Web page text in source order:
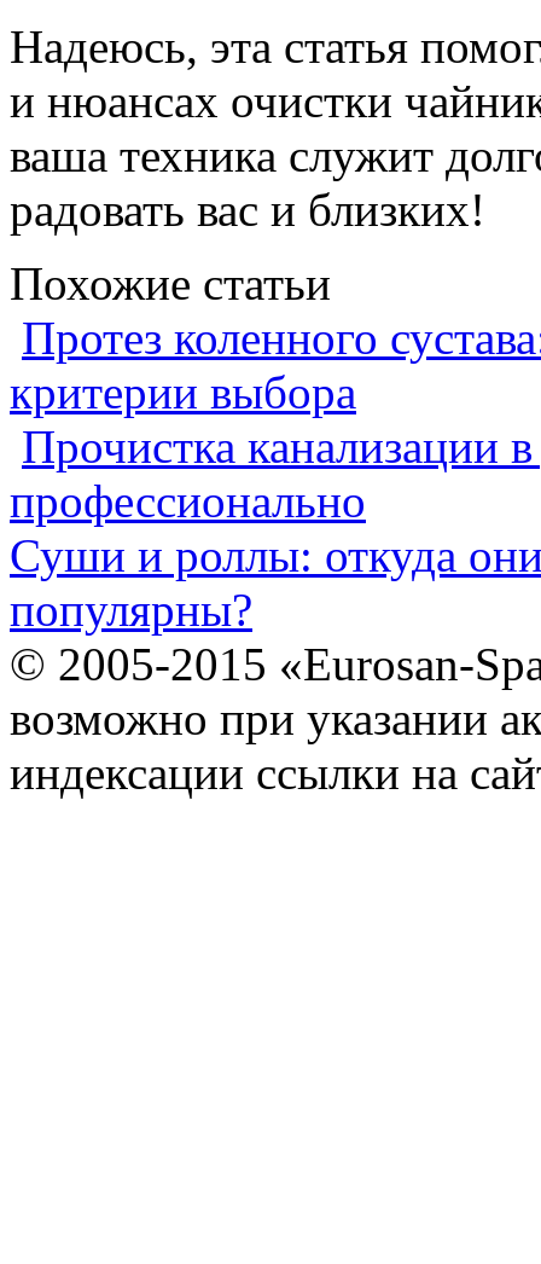
Надеюсь, эта статья
и нюансах очистки
ваша техника служит
радовать вас и близких!
Похожие статьи
Протез коленного
критерии выбора
Прочистка канализации
профессионально
Суши и роллы: откуда
популярны?
© 2005-2015 «Eurosan-
возможно при указании
индексации ссылки на